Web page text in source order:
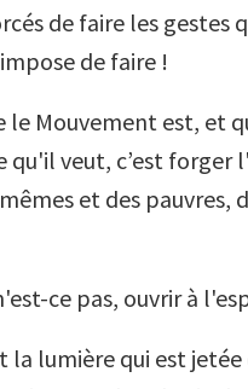
de faire les gestes
de faire !
le Mouvement est, et
qu'il veut, c’est forger
et des pauvres,
ce pas, ouvrir à
la lumière qui est